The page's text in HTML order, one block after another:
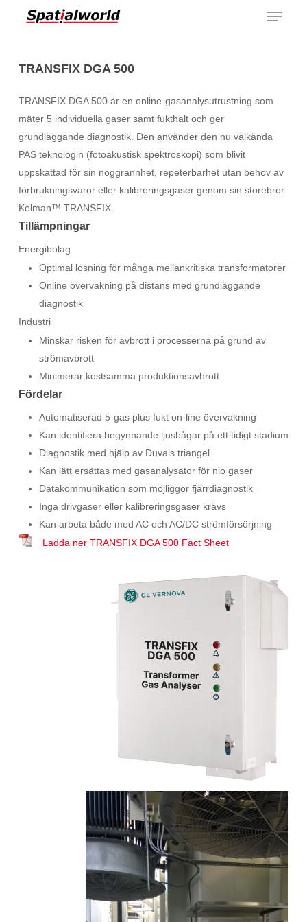
Menu
TRANSFIX DGA 500
TRANSFIX DGA 500 är en online-gasanalysutrustning som
mäter 5 individuella gaser samt fukthalt och ger
grundläggande diagnostik. Den använder den nu välkända
PAS teknologin (fotoakustisk spektroskopi) som blivit
uppskattad för sin noggrannhet, repeterbarhet utan behov av
förbrukningsvaror eller kalibreringsgaser genom sin storebror
Kelman™ TRANSFIX.
Tillämpningar
Energibolag
Optimal lösning för många mellankritiska transformatorer
Online övervakning på distans med grundläggande
diagnostik
Industri
Minskar risken för avbrott i processerna på grund av
strömavbrott
Minimerar kostsamma produktionsavbrott
Fördelar
Automatiserad 5-gas plus fukt on-line övervakning
Kan identifiera begynnande ljusbågar på ett tidigt stadium
Diagnostik med hjälp av Duvals triangel
Kan lätt ersättas med gasanalysator för nio gaser
Datakommunikation som möjliggör fjärrdiagnostik
Inga drivgaser eller kalibreringsgaser krävs
Kan arbeta både med AC och AC/DC strömförsörjning
Ladda ner TRANSFIX DGA 500 Fact Sheet